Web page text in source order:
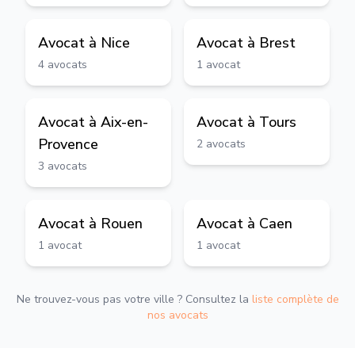
Avocat à Nice
4 avocats
Avocat à Brest
1 avocat
Avocat à Aix-en-
Provence
3 avocats
Avocat à Tours
2 avocats
Avocat à Rouen
1 avocat
Avocat à Caen
1 avocat
Ne trouvez-vous pas votre ville ? Consultez la liste complète de
nos avocats